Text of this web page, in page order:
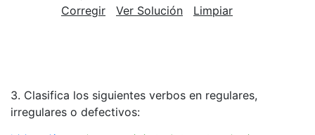
Corregir
Ver Solución Limpiar
3. Clasifica los siguientes verbos en regulares,
irregulares o defectivos: